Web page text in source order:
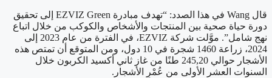
قال Wang في هذا الصدد: “تهدف مبادرة EZVIZ Green إلى تحقيق
دورة حياة صحية بين المنتجات والأشخاص والكوكب من خلال اتباع
نهج شامل”. موَّلت شركة EZVIZ، في الفترة من عام 2023 إلى
2024، زراعة 1460 شجرة في 10 دول، ومن المتوقع أن تمتص هذه
الأشجار حوالي 245,20 طنًا من غاز ثاني أكسيد الكربون خلال
السنوات العشر الأولى من عُمْرِ الأشجار.